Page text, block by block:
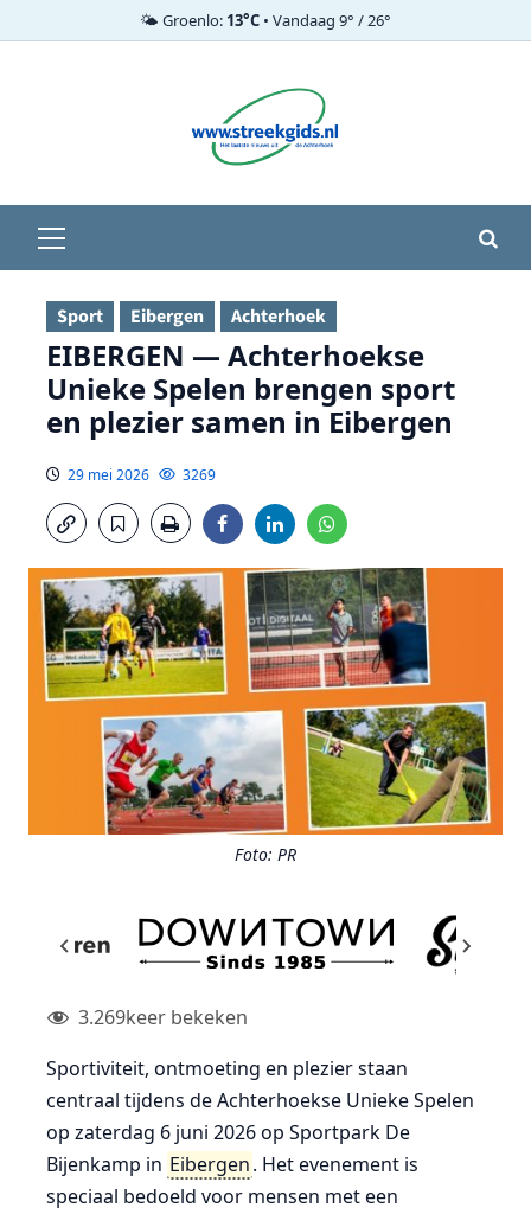
🌤️ Groenlo: 13°C • Vandaag 9° / 26°
menu
Sport Eibergen Achterhoek
EIBERGEN — Achterhoekse
Unieke Spelen brengen sport
en plezier samen in Eibergen
29 mei 2026 3269
Foto: PR
3.269keer bekeken
Sportiviteit, ontmoeting en plezier staan
centraal tijdens de Achterhoekse Unieke Spelen
op zaterdag 6 juni 2026 op Sportpark De
Bijenkamp in Eibergen. Het evenement is
speciaal bedoeld voor mensen met een